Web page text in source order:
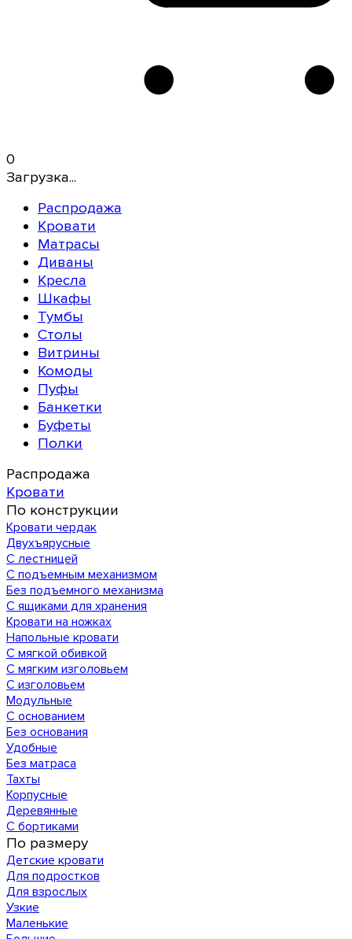
0
Загрузка...
Распродажа
Кровати
Матрасы
Диваны
Кресла
Шкафы
Тумбы
Столы
Витрины
Комоды
Пуфы
Банкетки
Буфеты
Полки
Распродажа
Кровати
По конструкции
Кровати чердак
Двухъярусные
С лестницей
С подъемным механизмом
Без подъемного механизма
С ящиками для хранения
Кровати на ножках
Напольные кровати
С мягкой обивкой
С мягким изголовьем
С изголовьем
Модульные
С основанием
Без основания
Удобные
Без матраса
Тахты
Корпусные
Деревянные
С бортиками
По размеру
Детские кровати
Для подростков
Для взрослых
Узкие
Маленькие